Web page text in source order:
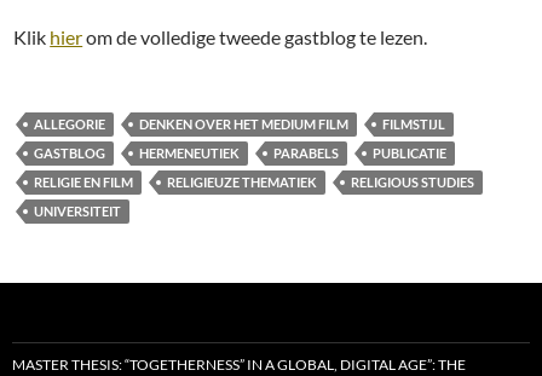
Klik hierom de volledige tweede gastblog te lezen.
ALLEGORIE DENKEN OVER HET MEDIUM FILM
FILMSTIJL
GASTBLOG
HERMENEUTIEK PARABELS
PUBLICATIE
RELIGIE EN FILM
RELIGIEUZE THEMATIEK
RELIGIOUS STUDIES
UNIVERSITEIT
MASTER THESIS: “TOGETHERNESS” IN A GLOBAL, DIGITAL AGE”: THE